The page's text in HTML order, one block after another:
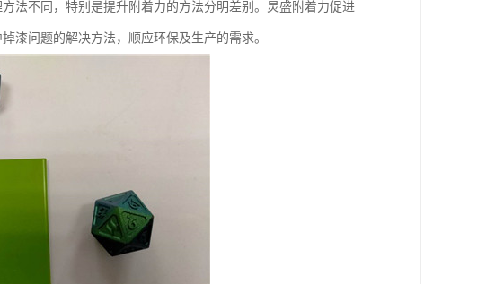
法不同，特别是提升附着力的方法分明差别。炅盛附着力促进
漆问题的解决方法，顺应环保及生产的需求。